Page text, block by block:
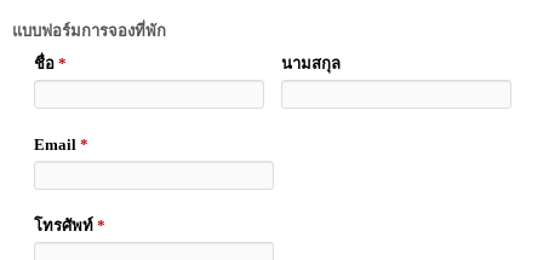
แบบฟอร์มการจองที่พัก
ชื่อ * นามสกุล
Email *
โทรศัพท์ *